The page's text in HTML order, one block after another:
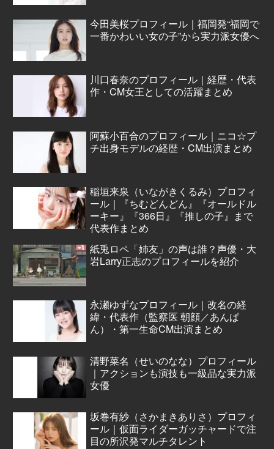
今田美桜プロフィール｜福岡発“福岡で
一番かわいい女の子”から実力派女優へ
川口春奈のプロフィール｜経歴・代表
作・CM女王としての活躍まとめ
阿蘇小百合のプロフィール｜ニコ☆プ
チ出身モデルの経歴・CM出演まとめ
稲垣来泉（いながきくるみ）プロフィ
ール｜『ちむどんどん』『オールドル
ーキー』『366日』『推しの子』まで
代表作まとめ
紙兎ロペ「姉友」の声は誰？声優・大
岩Larry正志のプロフィールを紹介
永瀬ゆずなプロフィール｜改名の経
緯・代表作（監察医 朝顔／あんぱ
ん）・第一生命CM出演まとめ
清野菜名（せいのなな）プロフィール
｜アクションも演技も一級品な実力派
女優
坂巻有紗（さかまきありさ）プロフィ
ール｜仮面ライダーガッチャードで注
目の所沢発マルチタレント